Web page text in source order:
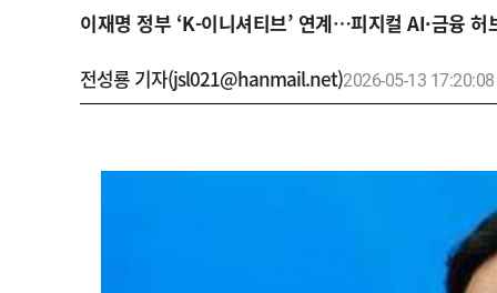
이재명 정부 ‘K-이니셔티브’ 연계…피지컬 AI·금융 허
전성룡 기자(jsl021@hanmail.net)2026-05-13 17:20:08